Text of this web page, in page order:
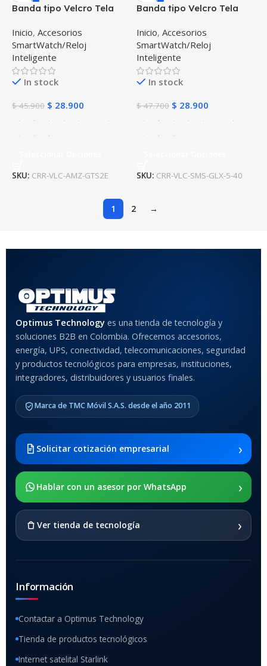
Banda tipo Velcro Tela
Smartwatch Xiaomi
Amazfit GTS 2E
Inicio, Accesorios
SmartWatch/Reloj
Inteligente
In stock
$45.900 $ 28.900
SKU: CRR-VLC-AMZ-GTS2E
Banda tipo Velcro Tela
Smartwatch Samsung
Galaxy Watch 5 40mm
Inicio, Accesorios
SmartWatch/Reloj
Inteligente
In stock
$47.700 $ 28.900
SKU: CRR-VLC-SMS-GLX-5-40
1 2 →
Optimus Technology es una tienda de tecnología y
soluciones B2B en Colombia. Ofrecemos accesorios,
energía, UPS, conectividad, telecomunicaciones, seguridad
y productos tecnológicos para empresas, instituciones,
integradores, distribuidores y usuarios finales.
Marca de TMC Móvil S.A.S. desde el año 2011
Solicitar cotización empresarial ›
Hablar con un asesor por WhatsApp ›
Ver tienda de tecnología ›
Información
Contactar a Optimus Technology
Tienda de productos tecnológicos
Internet satelital Starlink